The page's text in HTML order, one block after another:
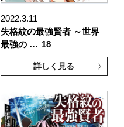
2022.3.11
失格紋の最強賢者 ～世界
最強の … 18
詳しく見る